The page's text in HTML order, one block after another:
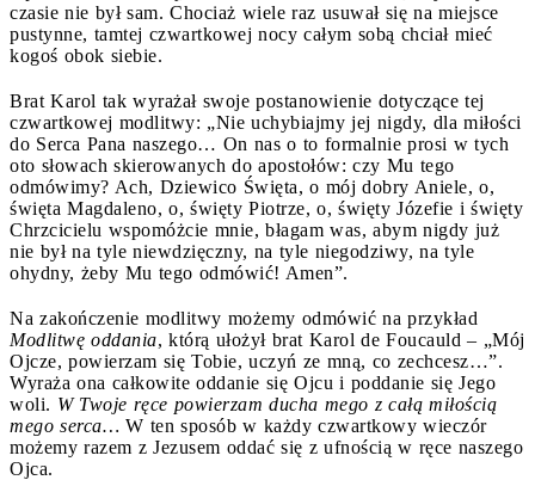
czasie nie był sam. Chociaż wiele raz usuwał się na miejsce
pustynne, tamtej czwartkowej nocy całym sobą chciał mieć
kogoś obok siebie.
Brat Karol tak wyrażał swoje postanowienie dotyczące tej
czwartkowej modlitwy: „Nie uchybiajmy jej nigdy, dla miłości
do Serca Pana naszego… On nas o to formalnie prosi w tych
oto słowach skierowanych do apostołów: czy Mu tego
odmówimy? Ach, Dziewico Święta, o mój dobry Aniele, o,
święta Magdaleno, o, święty Piotrze, o, święty Józefie i święty
Chrzcicielu wspomóżcie mnie, błagam was, abym nigdy już
nie był na tyle niewdzięczny, na tyle niegodziwy, na tyle
ohydny, żeby Mu tego odmówić! Amen”.
Na zakończenie modlitwy możemy odmówić na przykład
Modlitwę oddania, którą ułożył brat Karol de Foucauld – „Mój
Ojcze, powierzam się Tobie, uczyń ze mną, co zechcesz…”.
Wyraża ona całkowite oddanie się Ojcu i poddanie się Jego
woli. W Twoje ręce powierzam ducha mego z całą miłością
mego serca… W ten sposób w każdy czwartkowy wieczór
możemy razem z Jezusem oddać się z ufnością w ręce naszego
Ojca.